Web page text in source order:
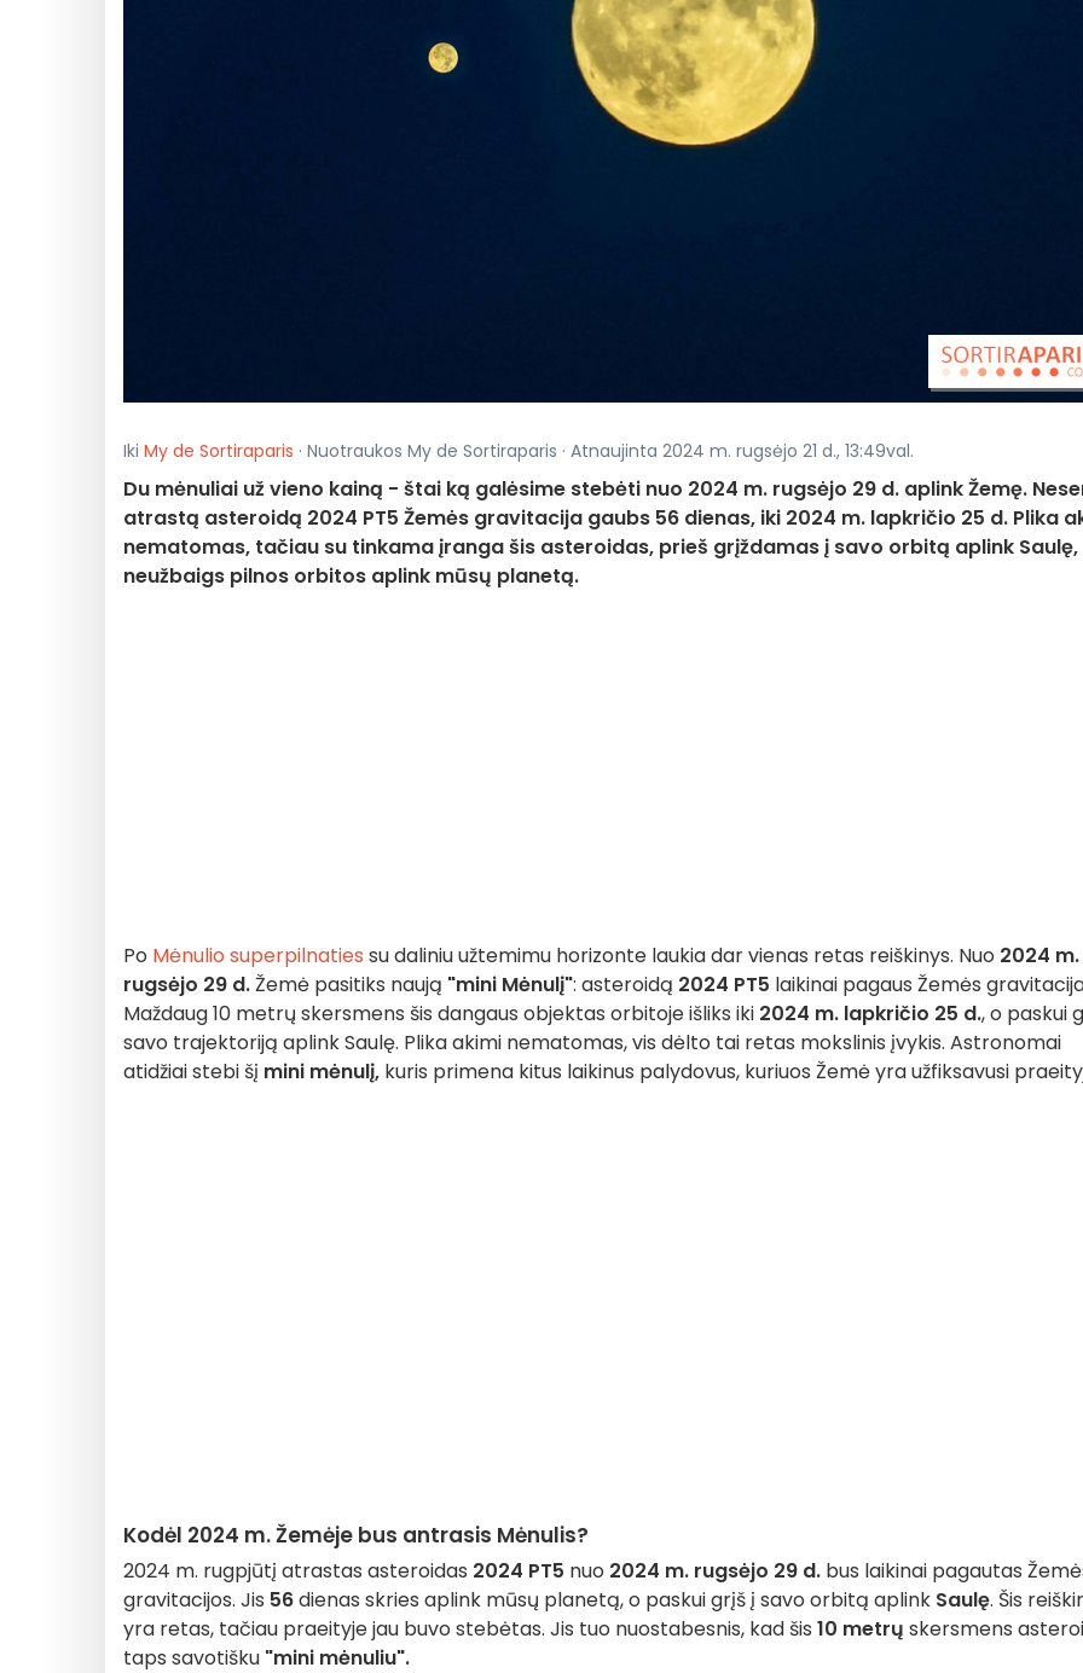
Iki My de Sortiraparis · Nuotraukos My de Sortiraparis · Atnaujinta 2024 m. rugsėjo 21 d., 13:49val.
Du mėnuliai už vieno kainą - štai ką galėsime stebėti nuo 2024 m. rugsėjo 29 d. aplink Žemę.
atrastą asteroidą 2024 PT5 Žemės gravitacija gaubs 56 dienas, iki 2024 m. lapkričio 25 d. Plika
nematomas, tačiau su tinkama įranga šis asteroidas, prieš grįždamas į savo orbitą aplink Saulę,
neužbaigs pilnos orbitos aplink mūsų planetą.
Po Mėnulio superpilnaties su daliniu užtemimu horizonte laukia dar vienas retas reiškinys. Nuo 2024 m.
rugsėjo 29 d.Žemė pasitiks naują "mini Mėnulį": asteroidą 2024 PT5 laikinai pagaus Žemės
Maždaug 10 metrų skersmens šis dangaus objektas orbitoje išliks iki 2024 m. lapkričio 25 d., o paskui
savo trajektoriją aplink Saulę. Plika akimi nematomas, vis dėlto tai retas mokslinis įvykis. Astronomai
atidžiai stebi šį mini mėnulį, kuris primena kitus laikinus palydovus, kuriuos Žemė yra užfiksavusi
Kodėl 2024 m. Žemėje bus antrasis Mėnulis?
2024 m. rugpjūtį atrastas asteroidas 2024 PT5 nuo 2024 m. rugsėjo 29 d. bus laikinai pagautas
gravitacijos. Jis 56dienas skries aplink mūsų planetą, o paskui grįš į savo orbitą aplink Saulę. Šis
yra retas, tačiau praeityje jau buvo stebėtas. Jis tuo nuostabesnis, kad šis 10 metrų skersmens
taps savotišku "mini mėnuliu".